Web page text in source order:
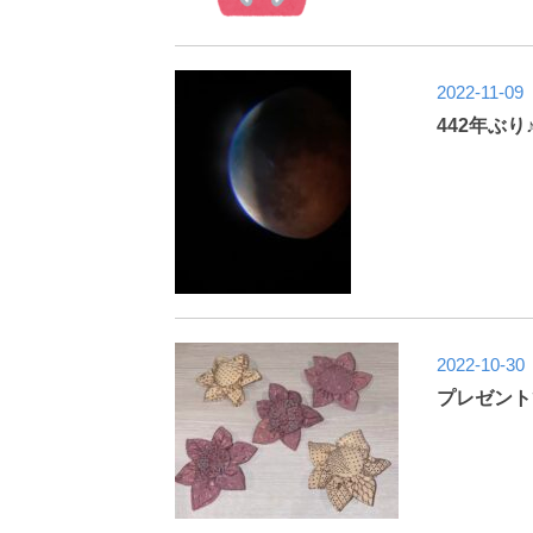
2022-11-09
442年ぶり♪
2022-10-30
プレゼン